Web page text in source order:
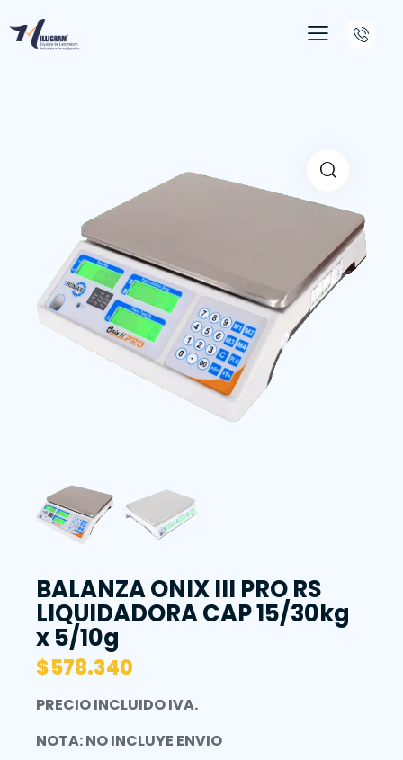
BALANZA ONIX III PRO RS
LIQUIDADORA CAP 15/30kg
x 5/10g
$578.340
PRECIO INCLUIDO IVA.
NOTA: NO INCLUYE ENVIO